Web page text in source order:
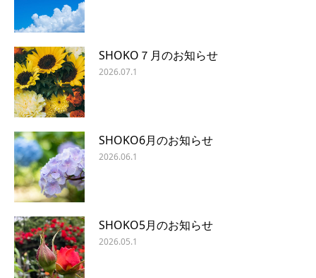
SHOKO７月のお知らせ
2026.07.1
SHOKO6月のお知らせ
2026.06.1
SHOKO5月のお知らせ
2026.05.1